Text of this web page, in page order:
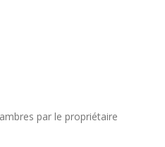
par le propriétaire